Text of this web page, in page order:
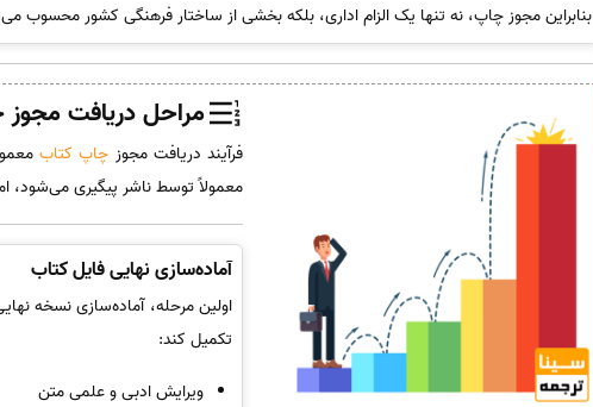
بنابراین مجوز چاپ، نه تنها یک الزام اداری، بلکه بخشی از ساختار فرهنگی کشور محسوب
مراحل دریافت
فرآیند دریافت مجوز چاپ کتاب
معمولاً توسط ناشر پیگیری می‌شود،
آماده‌سازی نهایی فایل کتاب
اولین مرحله، آماده‌سازی نسخه
تکمیل کند:
ویرایش ادبی و علمی متن